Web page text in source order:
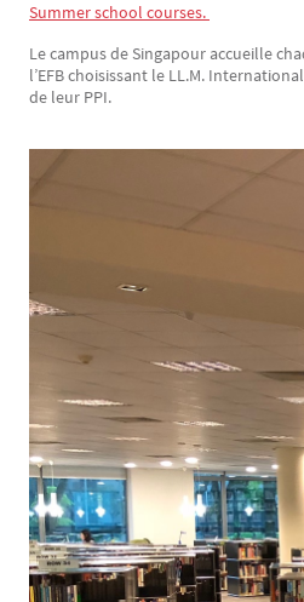
Summer school courses.
Le campus de Singapour accueille
l’EFB choisissant le LL.M.
de leur PPI.